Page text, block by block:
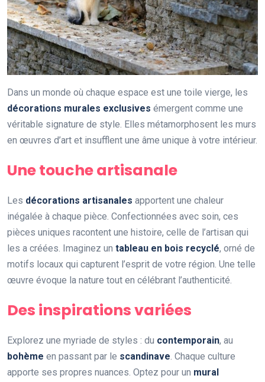
Dans un monde où chaque espace est une toile vierge, les
décorations murales exclusives émergent comme une
véritable signature de style. Elles métamorphosent les murs
en œuvres d’art et insufflent une âme unique à votre intérieur.
Une touche artisanale
Les décorations artisanales apportent une chaleur
inégalée à chaque pièce. Confectionnées avec soin, ces
pièces uniques racontent une histoire, celle de l’artisan qui
les a créées. Imaginez un tableau en bois recyclé, orné de
motifs locaux qui capturent l’esprit de votre région. Une telle
œuvre évoque la nature tout en célébrant l’authenticité.
Des inspirations variées
Explorez une myriade de styles : du contemporain, au
bohème en passant par le scandinave. Chaque culture
apporte ses propres nuances. Optez pour un mural